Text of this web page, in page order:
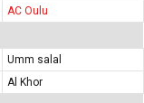
AC Oulu
Umm salal
Al Khor